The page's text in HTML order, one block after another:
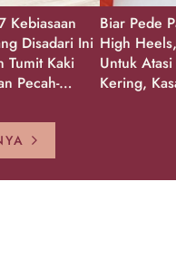
Kebiasaan
Disadari Ini
Tumit Kaki
Pecah-
Biar Pede
High
Untuk
Kering,